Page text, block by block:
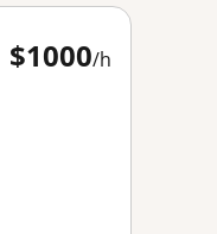
$1000/h